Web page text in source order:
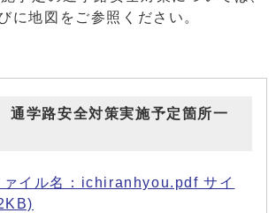
に地図をご参照ください。
学路安全対策実施予定箇所一
ァイル名：ichiranhyou.pdf サイ